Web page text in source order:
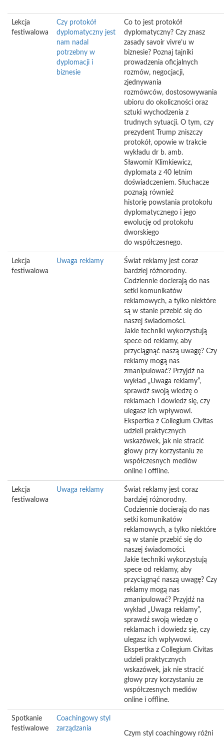
Lekcja
festiwalowa
Czy protokół
dyplomatyczny jest
nam nadal
potrzebny w
dyplomacji i
biznesie
Co to jest protokół
dyplomatyczny? Czy znasz
zasady savoir vivre’u w
biznesie? Poznaj tajniki
prowadzenia oficjalnych
rozmów, negocjacji,
zjednywania
rozmówców, dostosowywania
ubioru do okoliczności oraz
sztuki wychodzenia z
trudnych sytuacji. O tym, czy
prezydent Trump zniszczy
protokół, opowie w trakcie
wykładu dr b. amb.
Sławomir Klimkiewicz,
dyplomata z 40 letnim
doświadczeniem. Słuchacze
poznają również
historię powstania protokołu
dyplomatycznego i jego
ewolucję od protokołu
dworskiego
do współczesnego.
Lekcja
festiwalowa
Uwaga reklamy
Świat reklamy jest coraz
bardziej różnorodny.
Codziennie docierają do nas
setki komunikatów
reklamowych, a tylko niektóre
są w stanie przebić się do
naszej świadomości.
Jakie techniki wykorzystują
spece od reklamy, aby
przyciągnąć naszą uwagę? Czy
reklamy mogą nas
zmanipulować? Przyjdź na
wykład „Uwaga reklamy”,
sprawdź swoją wiedzę o
reklamach i dowiedz się, czy
ulegasz ich wpływowi.
Ekspertka z Collegium Civitas
udzieli praktycznych
wskazówek, jak nie stracić
głowy przy korzystaniu ze
współczesnych mediów
online i offline.
Lekcja
festiwalowa
Uwaga reklamy
Świat reklamy jest coraz
bardziej różnorodny.
Codziennie docierają do nas
setki komunikatów
reklamowych, a tylko niektóre
są w stanie przebić się do
naszej świadomości.
Jakie techniki wykorzystują
spece od reklamy, aby
przyciągnąć naszą uwagę? Czy
reklamy mogą nas
zmanipulować? Przyjdź na
wykład „Uwaga reklamy”,
sprawdź swoją wiedzę o
reklamach i dowiedz się, czy
ulegasz ich wpływowi.
Ekspertka z Collegium Civitas
udzieli praktycznych
wskazówek, jak nie stracić
głowy przy korzystaniu ze
współczesnych mediów
online i offline.
Spotkanie
festiwalowe
Coachingowy styl
zarządzania
Czym styl coachingowy różni